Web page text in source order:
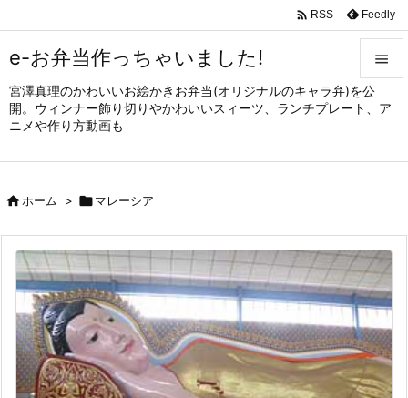
e-お弁当作っちゃいました!
宮澤真理のかわいいお絵かきお弁当(オリジナルのキャラ弁)を公
開。ウィンナー飾り切りやかわいいスィーツ、ランチプレート、ア
ニメや作り方動画も


メニュ
サイド

次へ

検索
 RSS Feedly
ホーム > マレーシア